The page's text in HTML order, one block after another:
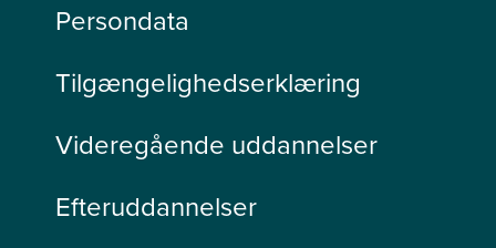
Persondata
Tilgængelighedserklæring
Videregående uddannelser
Efteruddannelser